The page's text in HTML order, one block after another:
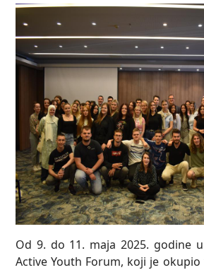
Od 9. do 11. maja 2025. godine
Active Youth Forum, koji je